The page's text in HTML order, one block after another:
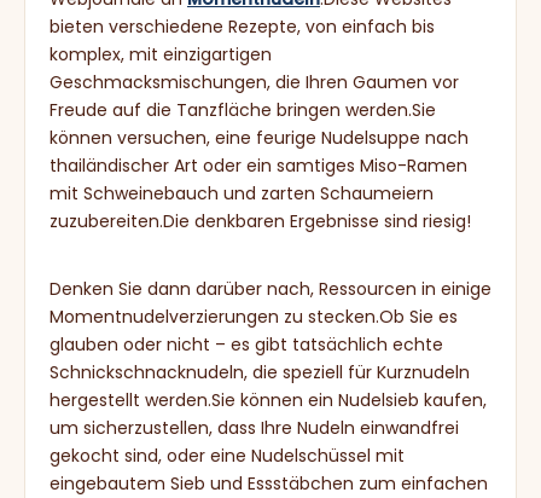
bieten verschiedene Rezepte, von einfach bis
komplex, mit einzigartigen
Geschmacksmischungen, die Ihren Gaumen vor
Freude auf die Tanzfläche bringen werden.Sie
können versuchen, eine feurige Nudelsuppe nach
thailändischer Art oder ein samtiges Miso-Ramen
mit Schweinebauch und zarten Schaumeiern
zuzubereiten.Die denkbaren Ergebnisse sind riesig!
Denken Sie dann darüber nach, Ressourcen in einige
Momentnudelverzierungen zu stecken.Ob Sie es
glauben oder nicht – es gibt tatsächlich echte
Schnickschnacknudeln, die speziell für Kurznudeln
hergestellt werden.Sie können ein Nudelsieb kaufen,
um sicherzustellen, dass Ihre Nudeln einwandfrei
gekocht sind, oder eine Nudelschüssel mit
eingebautem Sieb und Essstäbchen zum einfachen